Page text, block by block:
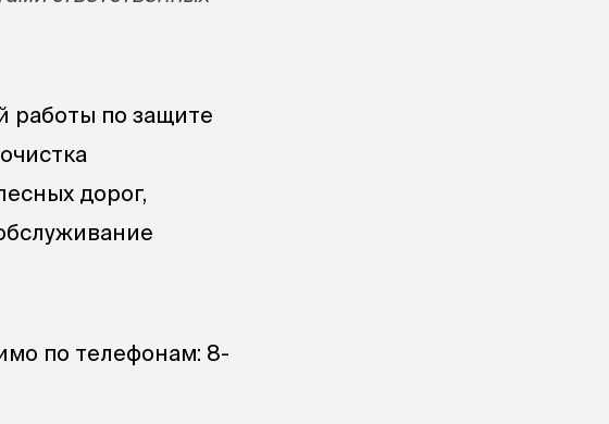
работы по защите
дорог,
по телефонам: 8-